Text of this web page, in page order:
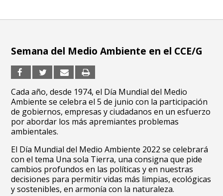
Semana del Medio Ambiente en el CCE/G
Cada año, desde 1974, el Día Mundial del Medio
Ambiente se celebra el 5 de junio con la participación
de gobiernos, empresas y ciudadanos en un esfuerzo
por abordar los más apremiantes problemas
ambientales.
El Día Mundial del Medio Ambiente 2022 se celebrará
con el tema Una sola Tierra, una consigna que pide
cambios profundos en las políticas y en nuestras
decisiones para permitir vidas más limpias, ecológicas
y sostenibles, en armonía con la naturaleza.